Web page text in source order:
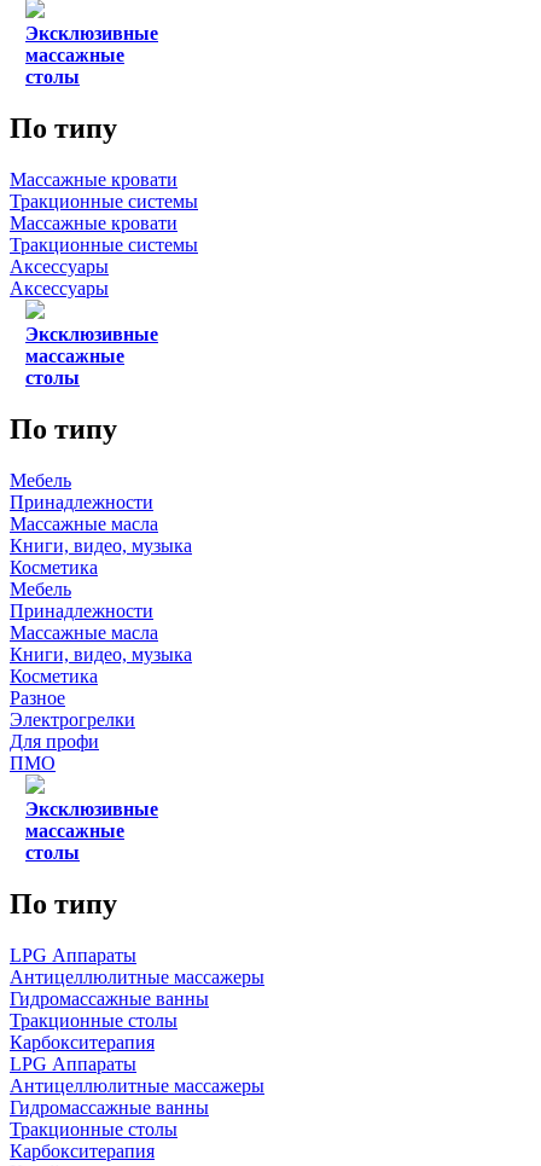
Эксклюзивные
массажные
столы
По типу
Массажные кровати
Тракционные системы
Массажные кровати
Тракционные системы
Аксессуары
Аксессуары
Эксклюзивные
массажные
столы
По типу
Мебель
Принадлежности
Массажные масла
Книги, видео, музыка
Косметика
Мебель
Принадлежности
Массажные масла
Книги, видео, музыка
Косметика
Разное
Электрогрелки
Для профи
ПМО
Эксклюзивные
массажные
столы
По типу
LPG Аппараты
Антицеллюлитные массажеры
Гидромассажные ванны
Тракционные столы
Карбокситерапия
LPG Аппараты
Антицеллюлитные массажеры
Гидромассажные ванны
Тракционные столы
Карбокситерапия